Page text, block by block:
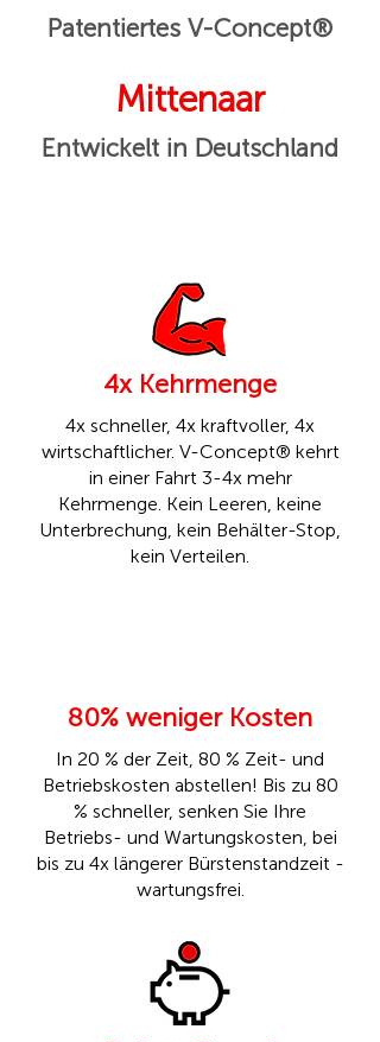
Patentiertes V-Concept®
Mittenaar
Entwickelt in Deutschland
4x Kehrmenge
4x schneller, 4x kraftvoller, 4x
wirtschaftlicher. V-Concept® kehrt
in einer Fahrt 3-4x mehr
Kehrmenge. Kein Leeren, keine
Unterbrechung, kein Behälter-Stop,
kein Verteilen.
80% weniger Kosten
In 20 % der Zeit, 80 % Zeit- und
Betriebskosten abstellen! Bis zu 80
% schneller, senken Sie Ihre
Betriebs- und Wartungskosten, bei
bis zu 4x längerer Bürstenstandzeit -
wartungsfrei.